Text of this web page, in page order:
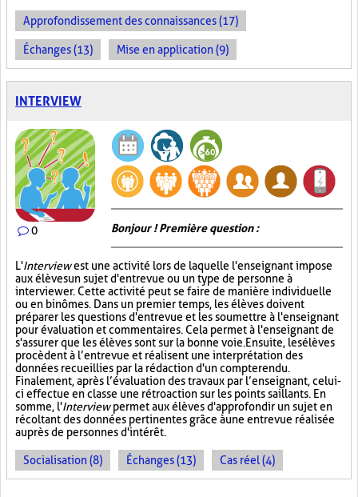
Approfondissement des connaissances (17)
Échanges (13) Mise en application (9)
INTERVIEW
0 Bonjour ! Première question :
L'Interviewest une activité lors de laquelle l'enseignant impose
aux élèves un sujet d'entrevue ou un type de personne à
interviewer. Cette activité peut se faire de manière individuelle
ou en binômes. Dans un premier temps, les élèves doivent
préparer les questions d'entrevue et les soumettre à l'enseignant
pour évaluation et commentaires. Cela permet à l'enseignant de
s'assurer que les élèves sont sur la bonne voie. Ensuite, les élèves
procèdent à l’entrevue et réalisent une interprétation des
données recueillies par la rédaction d'un compte rendu.
Finalement, après l’évaluation des travaux par l’enseignant, celui-
ci effectue en classe une rétroaction sur les points saillants. En
somme, l'Interviewpermet aux élèves d'approfondir un sujet en
récoltant des données pertinentes grâce à une entrevue réalisée
auprès de personnes d'intérêt.
Socialisation (8) Échanges (13) Cas réel (4)